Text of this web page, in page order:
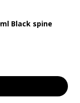
Black spine